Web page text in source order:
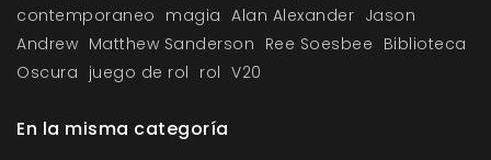
contemporaneo magia Alan Alexander Jason
Andrew Matthew Sanderson Ree Soesbee Biblioteca
Oscura juego de rol rol V20
En la misma categoría